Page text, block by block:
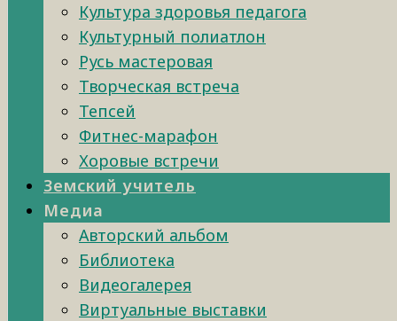
Культура здоровья педагога
Культурный полиатлон
Русь мастеровая
Творческая встреча
Тепсей
Фитнес-марафон
Хоровые встречи
Земский учитель
Медиа
Авторский альбом
Библиотека
Видеогалерея
Виртуальные выставки